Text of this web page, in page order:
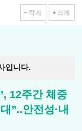
작게 크게
입니다.
12주간 체중
”..안전성·내